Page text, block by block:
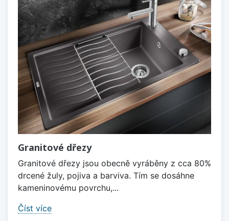
Granitové dřezy
Granitové dřezy jsou obecně vyráběny z cca 80%
drcené žuly, pojiva a barviva. Tím se dosáhne
kameninovému povrchu,...
Číst více